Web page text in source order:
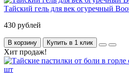
Тайский гель для век огуречный
430 рублей
В корзину Купить в 1 клик
Хит продаж!